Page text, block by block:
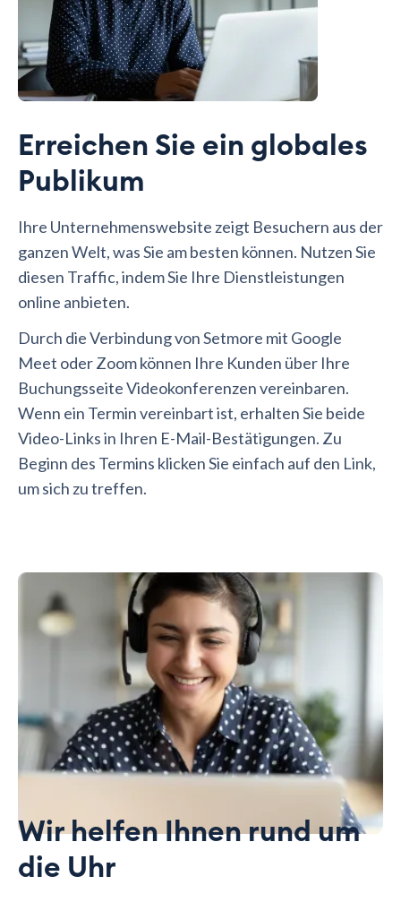
Erreichen Sie ein globales
Publikum
Ihre Unternehmenswebsite zeigt Besuchern aus der
ganzen Welt, was Sie am besten können. Nutzen Sie
diesen Traffic, indem Sie Ihre Dienstleistungen
online anbieten.
Durch die Verbindung von Setmore mit Google
Meet oder Zoom können Ihre Kunden über Ihre
Buchungsseite Videokonferenzen vereinbaren.
Wenn ein Termin vereinbart ist, erhalten Sie beide
Video-Links in Ihren E-Mail-Bestätigungen. Zu
Beginn des Termins klicken Sie einfach auf den Link,
um sich zu treffen.
Wir helfen Ihnen rund um
die Uhr